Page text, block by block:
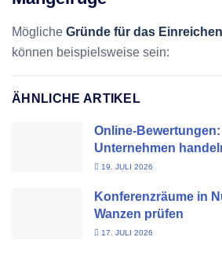
Mögliche Gründe für das
können beispielsweise sein:
ÄHNLICHE ARTIKEL
Online-Bewertungen:
Unternehmen
19. JULI 2026
Konferenzräume in
Wanzen prüfen
17. JULI 2026